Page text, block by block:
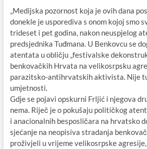
„Medijska pozornost koja je ovih dana
donekle je usporediva s onom kojoj smo
trideset i pet godina, nakon neuspjelog
predsjednika Tuđmana. U Benkovcu se
atentata u obličju „festivalske
benkovačkih Hrvata na velikosrpsku
parazitsko-antihrvatskih aktivista. Nije
umjetnosti.
Gdje se pojavi opskurni Frljić i njegova
nema. Riječ je o pokušaju političkog
i anacionalnih besposličara na hrvatsko
sjećanje na neopisiva stradanja
proživjeli u vrijeme velikosrpske